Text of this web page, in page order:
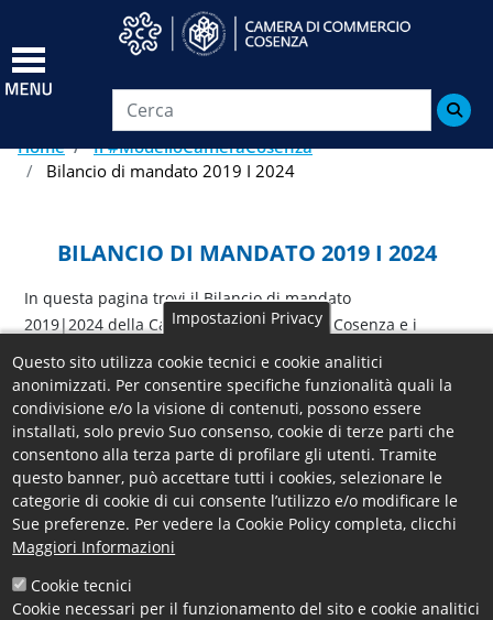
al
principale

Home
Il #ModelloCameraCosenza
Bilancio di mandato 2019 I 2024
BILANCIO DI MANDATO 2019 I 2024
In questa pagina trovi il Bilancio di mandato
2019|2024 della Camera di commercio di Cosenza e i
documenti a corredo.
Diario di bordo 2019 - 2024
Nota del Presidente
Allegati
Copia di Diario di bordo 2019-2024.pdf
2024 Discorso del presidente rev 20240927.pdf
Facebook
X
Impostazioni Privacy
Questo sito utilizza cookie tecnici e cookie analitici
anonimizzati. Per consentire specifiche funzionalità quali la
condivisione e/o la visione di contenuti, possono essere
installati, solo previo Suo consenso, cookie di terze parti che
consentono alla terza parte di profilare gli utenti. Tramite
questo banner, può accettare tutti i cookies, selezionare le
categorie di cookie di cui consente l’utilizzo e/o modificare le
Sue preferenze. Per vedere la Cookie Policy completa, clicchi
Maggiori Informazioni
Cookie tecnici
Cookie necessari per il funzionamento del sito e cookie analitici